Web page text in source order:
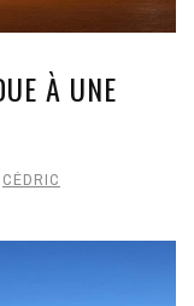
À UNE
CÉDRIC